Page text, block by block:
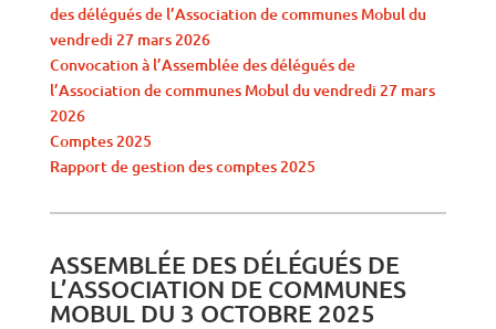
des délégués de l’Association de communes Mobul du
vendredi 27 mars 2026
Convocation à l’Assemblée des délégués de
l’Association de communes Mobul du vendredi 27 mars
2026
Comptes 2025
Rapport de gestion des comptes 2025
ASSEMBLÉE DES DÉLÉGUÉS DE
L’ASSOCIATION DE COMMUNES
MOBUL DU 3 OCTOBRE 2025